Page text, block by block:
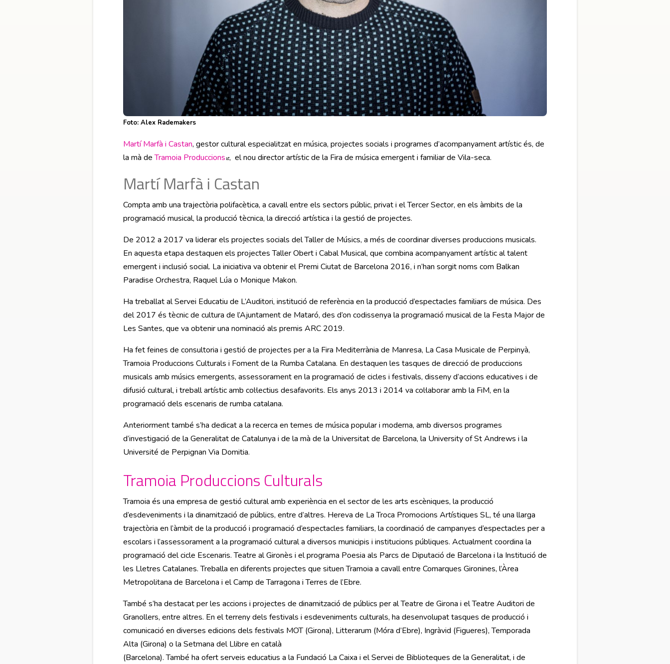
Foto: Alex Rademakers
Martí Marfà i Castan, gestor cultural especialitzat en música, projectes socials i programes d’acompanyament artístic és, de
la mà deTramoia Produccions Abre en nueva ventana
, el nou director artístic de la Fira de música emergent i familiar de Vila-seca.
Martí Marfà i Castan
Compta amb una trajectòria polifacètica, a cavall entre els sectors públic, privat i el Tercer Sector, en els àmbits de la
programació musical, la producció tècnica, la direcció artística i la gestió de projectes.
De 2012 a 2017 va liderar els projectes socials del Taller de Músics, a més de coordinar diverses produccions musicals.
En aquesta etapa destaquen els projectes Taller Obert i Cabal Musical, que combina acompanyament artístic al talent
emergent i inclusió social. La iniciativa va obtenir el Premi Ciutat de Barcelona 2016, i n’han sorgit noms com Balkan
Paradise Orchestra, Raquel Lúa o Monique Makon.
Ha treballat al Servei Educatiu de L’Auditori, institució de referència en la producció d’espectacles familiars de música. Des
del 2017 és tècnic de cultura de l’Ajuntament de Mataró, des d’on codissenya la programació musical de la Festa Major de
Les Santes, que va obtenir una nominació als premis ARC 2019.
Ha fet feines de consultoria i gestió de projectes per a la Fira Mediterrània de Manresa, La Casa Musicale de Perpinyà,
Tramoia Produccions Culturals i Foment de la Rumba Catalana. En destaquen les tasques de direcció de produccions
musicals amb músics emergents, assessorament en la programació de cicles i festivals, disseny d’accions educatives i de
difusió cultural, i treball artístic amb col·lectius desafavorits. Els anys 2013 i 2014 va col·laborar amb la FiM, en la
programació dels escenaris de rumba catalana.
Anteriorment també s’ha dedicat a la recerca en temes de música popular i moderna, amb diversos programes
d’investigació de la Generalitat de Catalunya i de la mà de la Universitat de Barcelona, la University of St Andrews i la
Université de Perpignan Via Domitia.
Tramoia Produccions Culturals
Tramoia és una empresa de gestió cultural amb experiència en el sector de les arts escèniques, la producció
d’esdeveniments i la dinamització de públics, entre d’altres. Hereva de La Troca Promocions Artístiques SL, té una llarga
trajectòria en l’àmbit de la producció i programació d’espectacles familiars, la coordinació de campanyes d’espectacles per a
escolars i l’assessorament a la programació cultural a diversos municipis i institucions públiques. Actualment coordina la
programació del cicle Escenaris. Teatre al Gironès i el programa Poesia als Parcs de Diputació de Barcelona i la Institució de
les Lletres Catalanes. Treballa en diferents projectes que situen Tramoia a cavall entre Comarques Gironines, l’Àrea
Metropolitana de Barcelona i el Camp de Tarragona i Terres de l’Ebre.
També s’ha destacat per les accions i projectes de dinamització de públics per al Teatre de Girona i el Teatre Auditori de
Granollers, entre altres. En el terreny dels festivals i esdeveniments culturals, ha desenvolupat tasques de producció i
comunicació en diverses edicions dels festivals MOT (Girona), Litterarum (Móra d’Ebre), Ingràvid (Figueres), Temporada
Alta (Girona) o la Setmana del Llibre en català
(Barcelona). També ha ofert serveis educatius a la Fundació La Caixa i el Servei de Biblioteques de la Generalitat, i de